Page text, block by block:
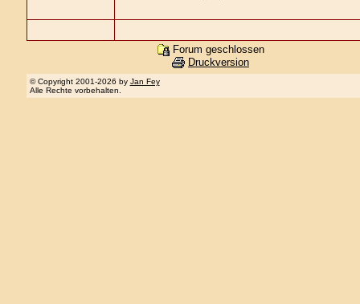
Forum geschlossen
Druckversion
© Copyright 2001-2026 by Jan Fey
Alle Rechte vorbehalten.